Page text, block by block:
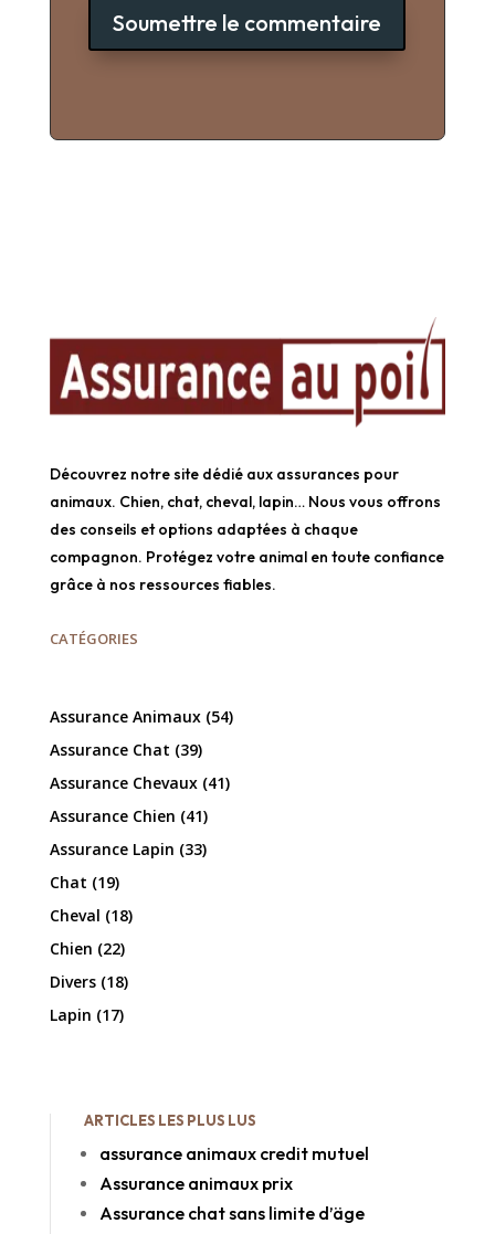
Soumettre le commentaire
Découvrez notre site dédié aux assurances pour
animaux. Chien, chat, cheval, lapin… Nous vous offrons
des conseils et options adaptées à chaque
compagnon. Protégez votre animal en toute confiance
grâce à nos ressources fiables.
CATÉGORIES
Assurance Animaux(54)
Assurance Chat (39)
Assurance Chevaux(41)
Assurance Chien (41)
Assurance Lapin (33)
Chat (19)
Cheval (18)
Chien (22)
Divers(18)
Lapin (17)
ARTICLES LES PLUS LUS
assurance animaux credit mutuel
Assurance animaux prix
Assurance chat sans limite d’äge